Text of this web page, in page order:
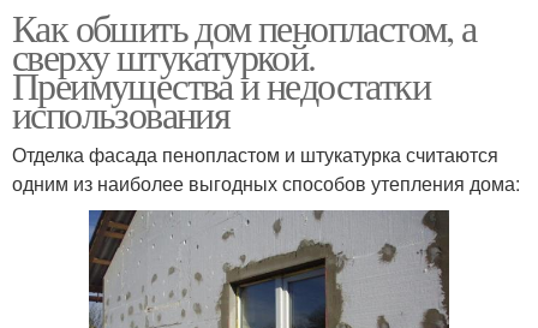
Как обшить дом пенопластом, а
сверху штукатуркой.
Преимущества и недостатки
использования
Отделка фасада пенопластом и штукатурка считаются
одним из наиболее выгодных способов утепления дома: